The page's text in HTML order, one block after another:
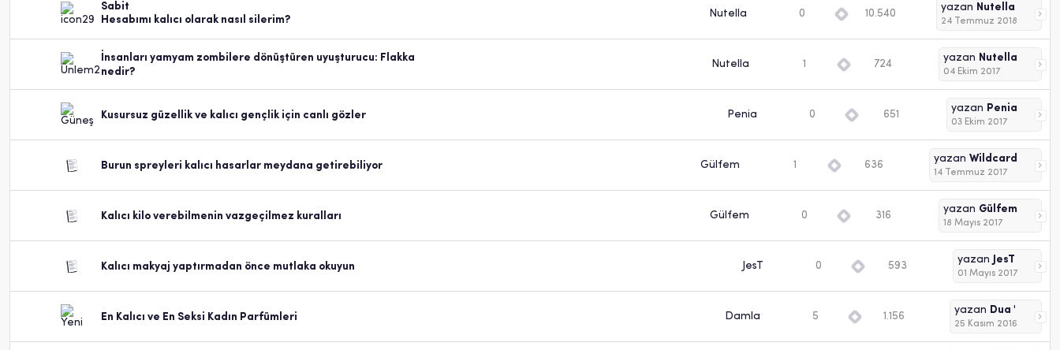
Sabit
Hesabımı kalıcı olarak nasıl silerim?
Nutella 0 10.540
yazan Nutella
24 Temmuz 2018
İnsanları yamyam zombilere dönüştüren uyuşturucu: Flakka
nedir?
Nutella 1 724
yazan Nutella
04 Ekim 2017
Kusursuz güzellik ve kalıcı gençlik için canlı gözler Penia 0 651
yazan Penia
03 Ekim 2017
Burun spreyleri kalıcı hasarlar meydana getirebiliyor Gülfem 1 636
yazan Wildcard
14 Temmuz 2017
Kalıcı kilo verebilmenin vazgeçilmez kuralları Gülfem 0 316
yazan Gülfem
18 Mayıs 2017
Kalıcı makyaj yaptırmadan önce mutlaka okuyun JesT 0 593
yazan JesT
01 Mayıs 2017
En Kalıcı ve En Seksi Kadın Parfümleri Damla 5 1.156
yazan Dua '
25 Kasım 2016